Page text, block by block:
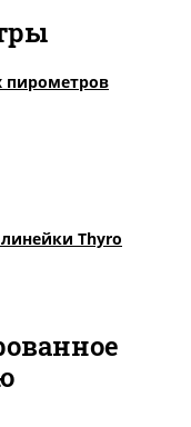
пирометров
Thyro